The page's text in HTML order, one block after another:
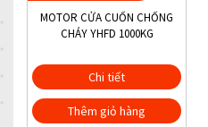
MOTOR CỬA CUỐN CHỐNG
CHÁY YHFD 1000KG
Chi tiết
Thêm giỏ hàng